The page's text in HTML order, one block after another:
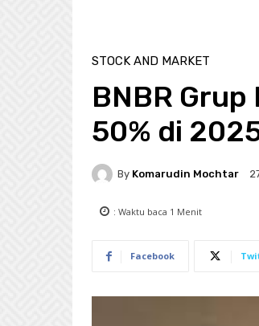
STOCK AND MARKET
BNBR
50% di
By Komarudin Mochtar
: Waktu baca 1 Menit
Facebook